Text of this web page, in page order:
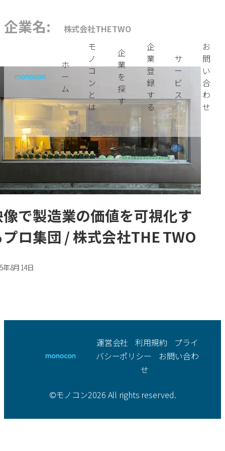
内
容
プ
ホ
ー
ム
モ
ノ
コ
ン
と
は
企
業
を
探
す
企
業
登
録
す
る
サ
ー
ビ
ス
お
問
い
合
わ
せ
企業名: 株式会社THETWO
で製造業の価値を可視化す
ロ集団 / 株式会社THE TWO
年8月14日
ロケーション
新潟市 長岡市
業種・技術
すべて
繊維・衣料製造
樹脂加工業
すべて
射出成形
押出成形
真空形成
運営会社 利用規約
プライ
バシーポリシー
お問い合わ
せ
©モノコン2026 All rights reserved.